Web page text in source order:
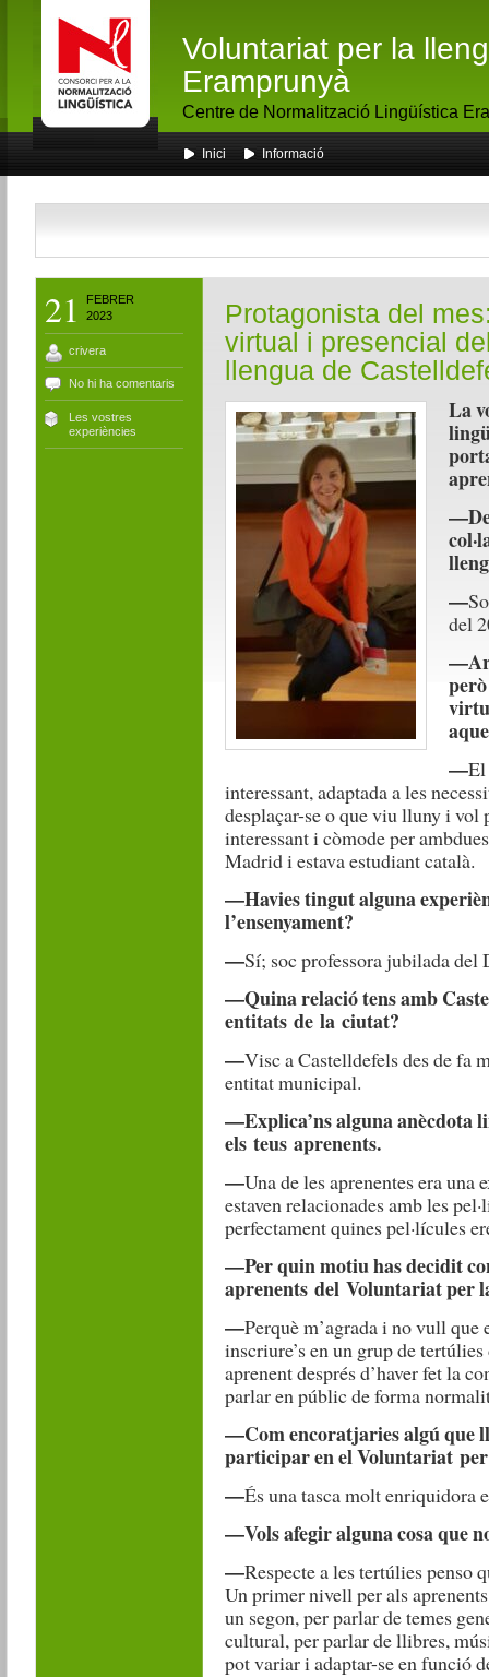
Voluntariat per la
Eramprunyà
Centre de Normalització Lingüística
Inici Informació
21
FEBRER
2023
crivera
No hi ha comentaris
Les vostres
experiències
Protagonista del
virtual i presencial
llengua de
La
—
del
—El
interessant, adaptada a les
desplaçar-se o que viu lluny i vol
interessant i còmode per
Madrid i estava estudiant català.
—Havies tingut alguna
l’ensenyament?
—Sí; soc professora jubilada del
—Quina relació tens amb
entitats de la ciutat?
—Visc a Castelldefels des de fa
entitat municipal.
—Explica’ns alguna anècdota
els teus aprenents.
—Una de les aprenentes era una
estaven relacionades amb les
perfectament quines pel·lícules
—Per quin motiu has decidit
aprenents del Voluntariat per
—Perquè m’agrada i no vull que
inscriure’s en un grup de
aprenent després d’haver fet la
parlar en públic de forma
—Com encoratjaries algú que
participar en el Voluntariat
—És una tasca molt enriquidora
—Vols afegir alguna cosa que
—Respecte a les tertúlies penso
Un primer nivell per als
un segon, per parlar de temes
cultural, per parlar de llibres,
pot variar i adaptar-se en funció